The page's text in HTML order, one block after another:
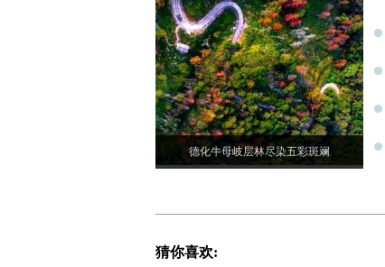
德化牛母岐层林尽染五彩斑斓
猜你喜欢: